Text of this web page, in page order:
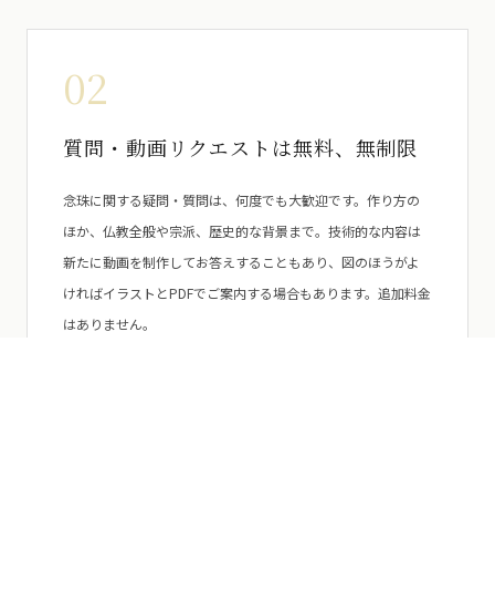
02
質問・動画リクエストは無料、無制限
念珠に関する疑問・質問は、何度でも大歓迎です。作り方の
ほか、仏教全般や宗派、歴史的な背景まで。技術的な内容は
新たに動画を制作してお答えすることもあり、図のほうがよ
ければイラストとPDFでご案内する場合もあります。追加料金
はありません。